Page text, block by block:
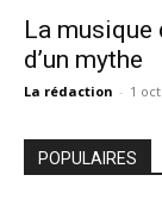
La
d’un mythe
La rédaction - 1
POPULAIRES